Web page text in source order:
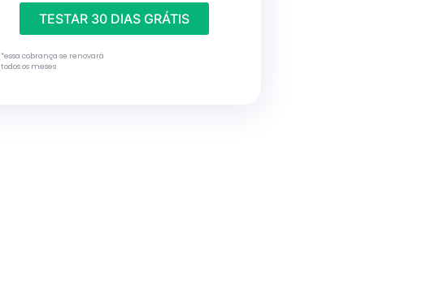
TESTAR 30 DIAS GRÁTIS
*essa cobrança se renovará
todos os meses